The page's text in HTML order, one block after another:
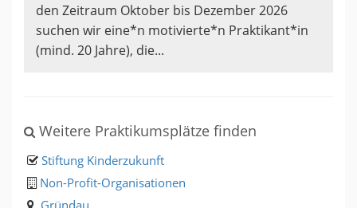
den Zeitraum Oktober bis Dezember 2026
suchen wir eine*n motivierte*n Praktikant*in
(mind. 20 Jahre), die...
Weitere Praktikumsplätze finden
Stiftung Kinderzukunft
Non-Profit-Organisationen
Gründau